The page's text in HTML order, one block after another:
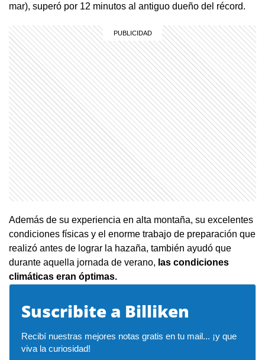
mar), superó por 12 minutos al antiguo dueño del récord.
Además de su experiencia en alta montaña, su excelentes
condiciones físicas y el enorme trabajo de preparación que
realizó antes de lograr la hazaña, también ayudó que
durante aquella jornada de verano, las condiciones
climáticas eran óptimas.
Suscribite a Billiken
Recibí nuestras mejores notas gratis en tu mail... ¡y que
viva la curiosidad!